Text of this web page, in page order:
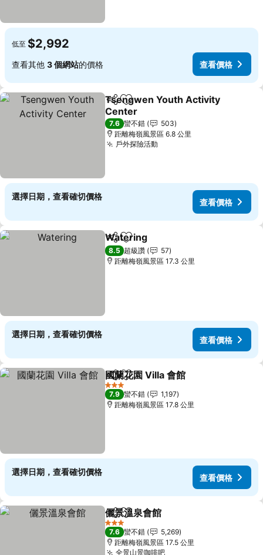
低至 $2,992
查看其他 3 個網站的價格 查看價格
分享 加入我的最愛
Tsengwen Youth Activity
Center
7.6 蠻不錯
503
距離梅嶺風景區 6.8 公里
戶外探險活動
選擇日期，查看確切價格
查看價格
分享 加入我的最愛
Watering
8.5 超級讚
57
距離梅嶺風景區 17.3 公里
選擇日期，查看確切價格
查看價格
分享 加入我的最愛
國蘭花園 Villa 會館
3 星級
7.9 蠻不錯
1,197
距離梅嶺風景區 17.8 公里
選擇日期，查看確切價格
查看價格
分享 加入我的最愛
儷景溫泉會館
3 星級
7.6 蠻不錯
5,269
距離梅嶺風景區 17.5 公里
全景山景咖啡吧